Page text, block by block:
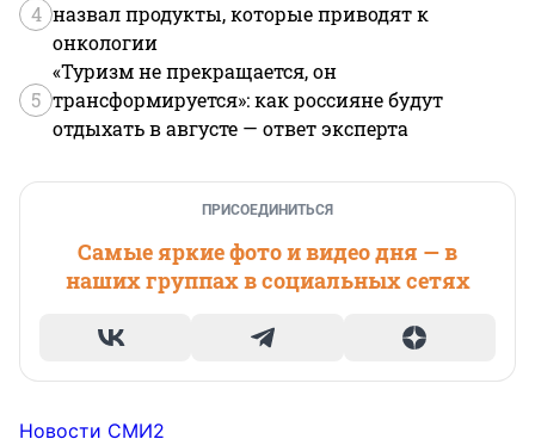
4 назвал продукты, которые приводят к
онкологии
5
«Туризм не прекращается, он
трансформируется»: как россияне будут
отдыхать в августе — ответ эксперта
ПРИСОЕДИНИТЬСЯ
Самые яркие фото и видео дня — в
наших группах в социальных сетях
Новости СМИ2